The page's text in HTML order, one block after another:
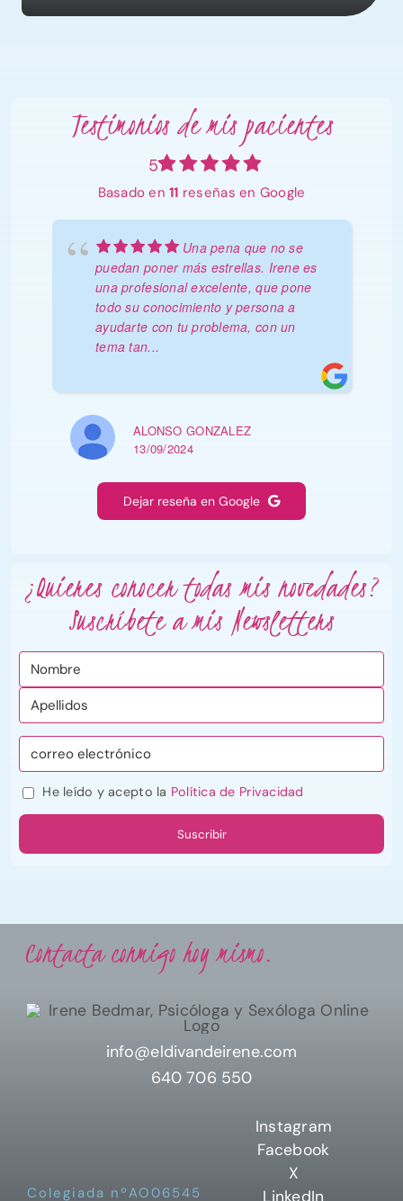
Testimonios de mis pacientes
5
Basado en11 reseñas en Google
Una pena que no se
puedan poner más estrellas. Irene es
una profesional excelente, que pone
todo su conocimiento y persona a
ayudarte con tu problema, con un
tema tan...
ALONSO GONZALEZ
13/09/2024
Dejar reseña en Google
¿Quieres conocer todas mis novedades?
Suscríbete a mis Newsletters
He leído y acepto la Política de Privacidad
Contacta conmigo hoy mismo.
info@eldivandeirene.com
640 706 550
Colegiada nºAO06545
Instagram
Facebook
X
LinkedIn